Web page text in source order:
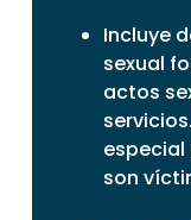
Incluye
sexual
actos
especial
son